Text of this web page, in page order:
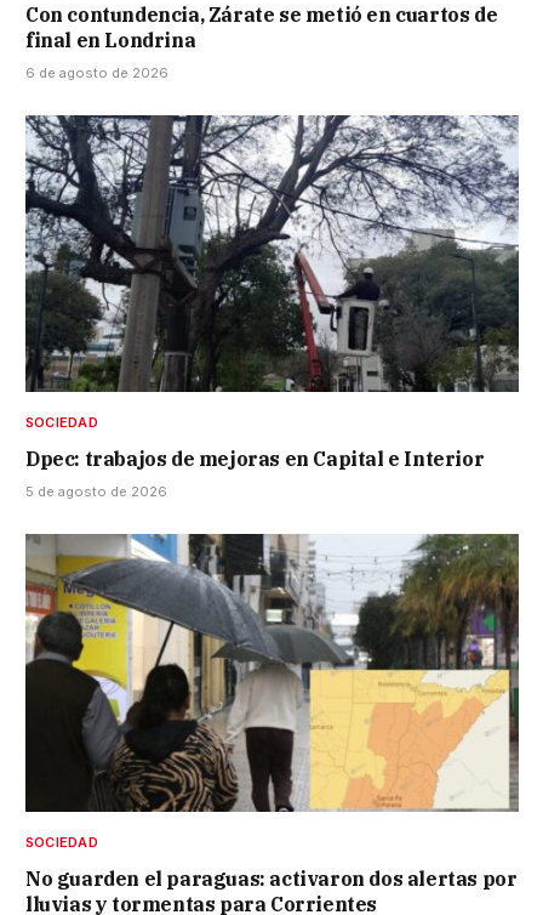
Con contundencia, Zárate se metió en cuartos de
final en Londrina
6 de agosto de 2026
SOCIEDAD
Dpec: trabajos de mejoras en Capital e Interior
5 de agosto de 2026
SOCIEDAD
No guarden el paraguas: activaron dos alertas por
lluvias y tormentas para Corrientes